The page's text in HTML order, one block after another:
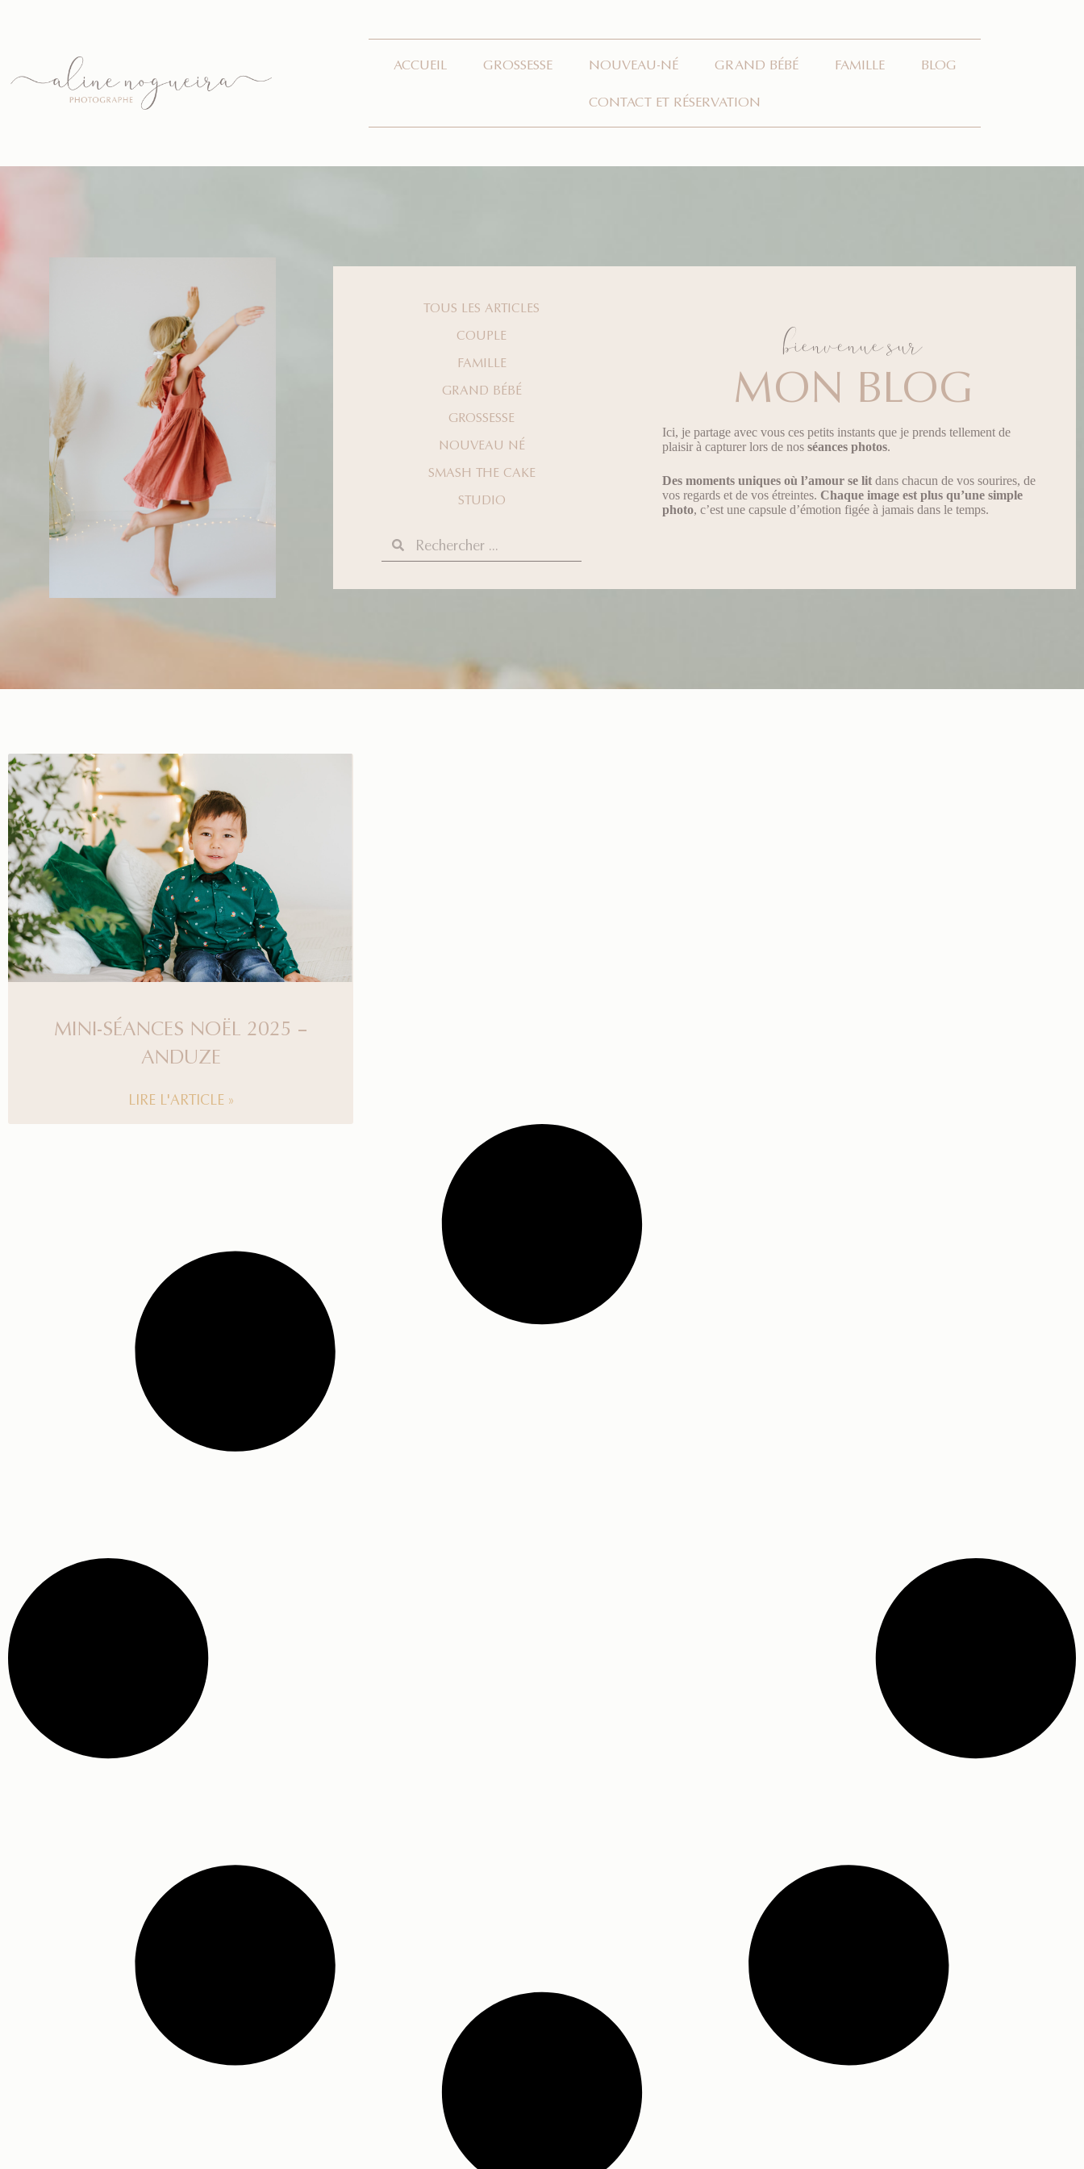
ACCUEIL GROSSESSE NOUVEAU-NÉ GRAND BÉBÉ FAMILLE BLOG
CONTACT ET RÉSERVATION
TOUS LES ARTICLES
COUPLE
FAMILLE
GRAND BÉBÉ
GROSSESSE
NOUVEAU NÉ
SMASH THE CAKE
STUDIO
bienvenue sur
MON BLOG
Ici, je partage avec vous ces petits instants que je prends tellement de
plaisir à capturer lors de nosséances photos.
Des moments uniques où l’amour se lit dans chacun de vos sourires, de
vos regards et de vos étreintes. Chaque image est plus qu’une simple
photo, c’est une capsule d’émotion figée à jamais dans le temps.
MINI-SÉANCES NOËL 2025 –
ANDUZE
LIRE L'ARTICLE »